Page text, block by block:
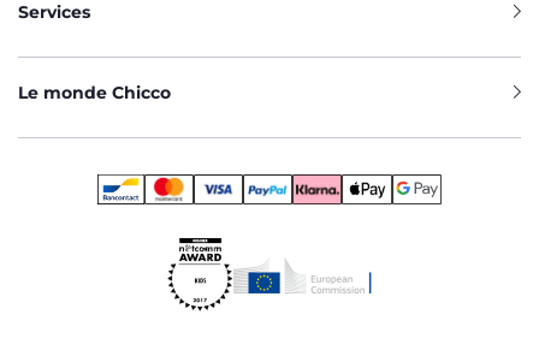
Services
Le monde Chicco